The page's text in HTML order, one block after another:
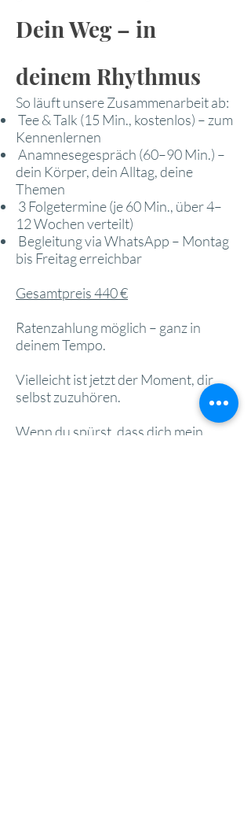
Dein Weg – in
deinem Rhythmus
So läuft unsere Zusammenarbeit ab:
Tee & Talk (15 Min., kostenlos) – zum
Kennenlernen
Anamnesegespräch (60–90 Min.) –
dein Körper, dein Alltag, deine
Themen
3 Folgetermine (je 60 Min., über 4–
12 Wochen verteilt)
Begleitung via WhatsApp – Montag
bis Freitag erreichbar
Gesamtpreis 440 €
Ratenzahlung möglich – ganz in
deinem Tempo.
Vielleicht ist jetzt der Moment, dir
selbst zuzuhören.
Wenn du spürst, dass dich mein